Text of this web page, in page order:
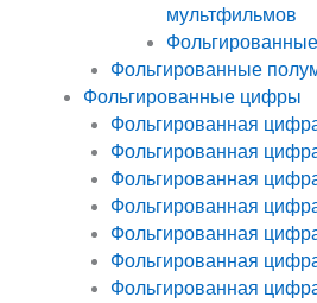
мультфильмов
Фольгированные
Фольгированные цифры
Фольгированная
Фольгированная
Фольгированная
Фольгированная
Фольгированная
Фольгированная
Фольгированная